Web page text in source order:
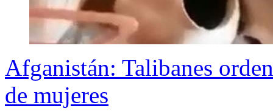
Afganistán: Talibanes
de mujeres